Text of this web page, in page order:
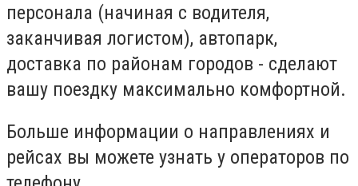
персонала (начиная с водителя,
заканчивая логистом), автопарк,
доставка по районам городов - сделают
вашу поездку максимально комфортной.
Больше информации о направлениях и
рейсах вы можете узнать у операторов по